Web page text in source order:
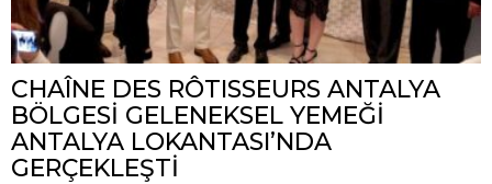
CHAÎNE DES RÔTISSEURS ANTALYA
BÖLGESİ GELENEKSEL YEMEĞİ
ANTALYA LOKANTASI’NDA
GERÇEKLEŞTİ